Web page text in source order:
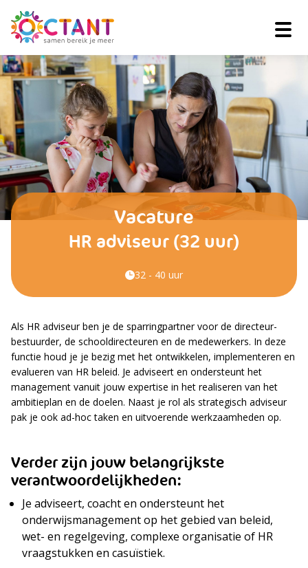
Vacature
HR adviseur (32 uur)
32 - 40 uur
Als HR adviseur ben je de sparringpartner voor de directeur-
bestuurder, de schooldirecteuren en de medewerkers. In deze
functie houd je je bezig met het ontwikkelen, implementeren en
evalueren van HR beleid. Je adviseert en ondersteunt het
management vanuit jouw expertise in het realiseren van het
ambitieplan en de doelen. Naast je rol als strategisch adviseur
pak je ook ad-hoc taken en uitvoerende werkzaamheden op.
Verder zijn jouw belangrijkste
verantwoordelijkheden:
Je adviseert, coacht en ondersteunt het
onderwijsmanagement op het gebied van beleid,
wet- en regelgeving, complexe organisatie of HR
vraagstukken en casuïstiek.